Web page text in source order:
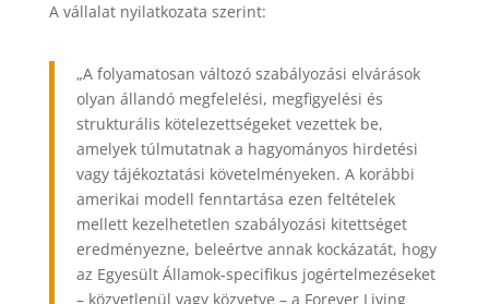
A vállalat nyilatkozata szerint:
„A folyamatosan változó szabályozási elvárások
olyan állandó megfelelési, megfigyelési és
strukturális kötelezettségeket vezettek be,
amelyek túlmutatnak a hagyományos hirdetési
vagy tájékoztatási követelményeken. A korábbi
amerikai modell fenntartása ezen feltételek
mellett kezelhetetlen szabályozási kitettséget
eredményezne, beleértve annak kockázatát, hogy
az Egyesült Államok-specifikus jogértelmezéseket
– közvetlenül vagy közvetve – a Forever Living